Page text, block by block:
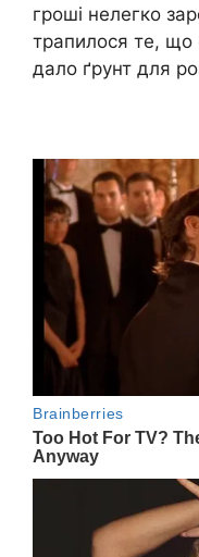
гроші нелегко
трапилося те, що
дало ґрунт для